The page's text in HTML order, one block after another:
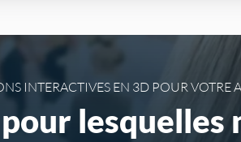
INTERACTIVES EN 3D POUR VOTRE